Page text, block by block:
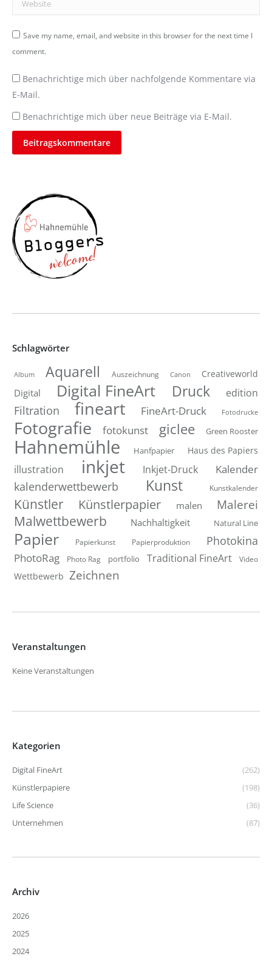
Save my name, email, and website in this browser for the next time I
comment.
Benachrichtige mich über nachfolgende Kommentare via
E-Mail.
Benachrichtige mich über neue Beiträge via E-Mail.
Beitragskommentare
Schlagwörter
Album Aquarell Auszeichnung Canon Creativeworld
Digital Digital FineArt Druck edition
Filtration fineart FineArt-Druck Fotodrucke
Fotografie fotokunst giclee Green Rooster
Hahnemühle Hanfpapier Haus des Papiers
illustration inkjet Inkjet-Druck Kalender
kalenderwettbewerb Kunst Kunstkalender
Künstler Künstlerpapier malen Malerei
Malwettbewerb Nachhaltigkeit Natural Line
Papier Papierkunst Papierproduktion Photokina
PhotoRag Photo Rag portfolio Traditional FineArt Video
Wettbewerb Zeichnen
Veranstaltungen
Keine Veranstaltungen
Kategorien
Digital FineArt
(262)
Künstlerpapiere
(198)
Life Science
(36)
Unternehmen
(87)
Archiv
2026
2025
2024